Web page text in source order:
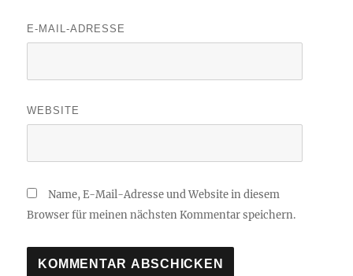
E-MAIL-ADRESSE
WEBSITE
Name, E-Mail-Adresse und Website in diesem
Browser für meinen nächsten Kommentar speichern.